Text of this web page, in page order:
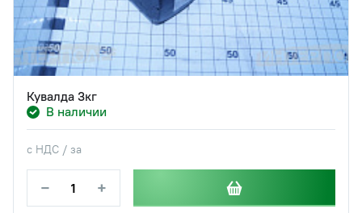
Кувалда 3кг
В наличии
с НДС / за
− +